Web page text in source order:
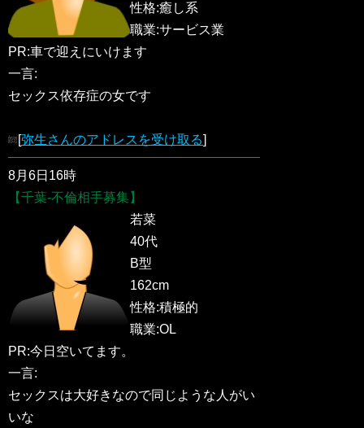
性格:癒し系
職業:サービス業
PR:車で迎えにいけます
一言:
セックス依存症の女です
[弥生さんのアドレスを受け取る]
8月6日16時
【千葉-不倫相手募集】
若菜
40代
B型
162cm
性格:積極的
職業:OL
PR:今日空いてます。
一言:
セックスは大好きなので同じような人がい
いな